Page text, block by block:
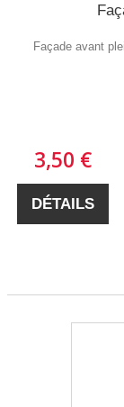
Façade avant
3,50 €
DÉTAILS